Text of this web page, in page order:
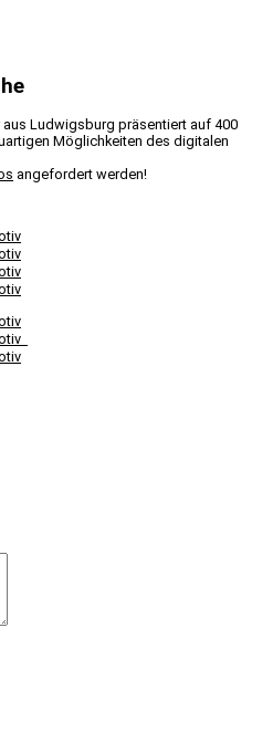
aus Ludwigsburg präsentiert auf 400
Möglichkeiten des digitalen
angefordert werden!